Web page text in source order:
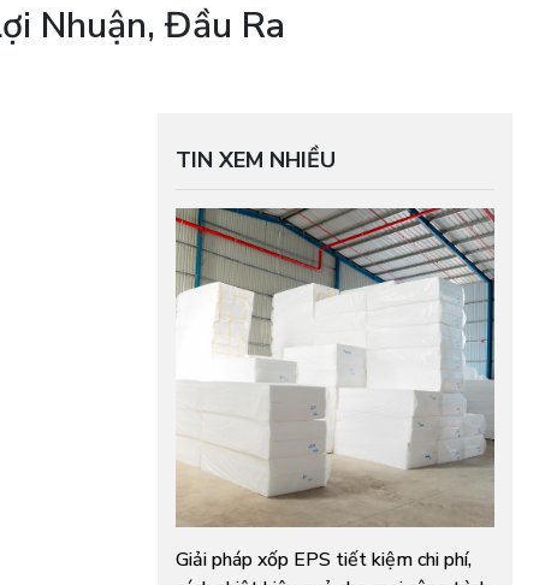
Nhuận, Đầu Ra
TIN XEM NHIỀU
Giải pháp xốp EPS tiết kiệm chi phí,